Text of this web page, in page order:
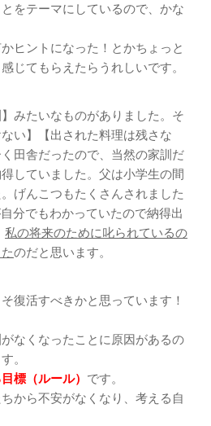
をテーマにしているので、かな
ヒントになった！とかちょっと
じてもらえたらうれしいです。
みたいなものがありました。そ
い】【出された料理は残さな
田舎だったので、当然の家訓だ
していました。父は小学生の間
げんこつもたくさんされました
分でもわかっていたので納得出
私の将来のために叱られているの
のだと思います。
復活すべきかと思っています！
なくなったことに原因があるの
。
標（ルール） です。
から不安がなくなり、考える自